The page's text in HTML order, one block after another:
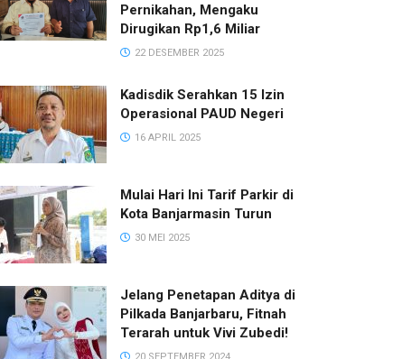
Pernikahan, Mengaku
Dirugikan Rp1,6 Miliar
22 DESEMBER 2025
Kadisdik Serahkan 15 Izin
Operasional PAUD Negeri
16 APRIL 2025
Mulai Hari Ini Tarif Parkir di
Kota Banjarmasin Turun
30 MEI 2025
Jelang Penetapan Aditya di
Pilkada Banjarbaru, Fitnah
Terarah untuk Vivi Zubedi!
20 SEPTEMBER 2024